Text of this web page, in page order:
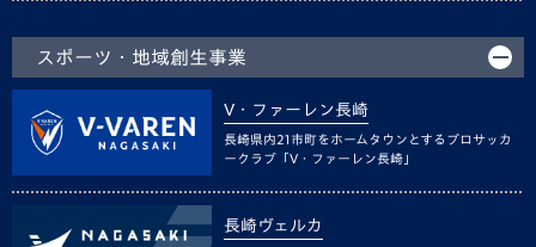
スポーツ・地域創生事業
V・ファーレン長崎
長崎県内21市町をホームタウンとするプロサッカ
ークラブ「V・ファーレン長崎」
長崎ヴェルカ